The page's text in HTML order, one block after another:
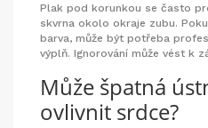
Plak pod korunkou se často
skvrna okolo okraje zubu.
barva, může být potřeba
výplň. Ignorování může vést k
Může špatná
ovlivnit srdce?